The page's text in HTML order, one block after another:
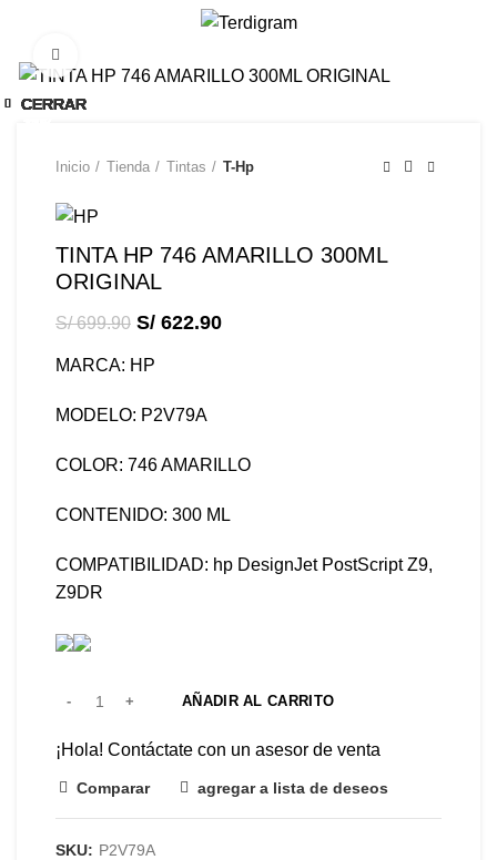
Inicio Tienda Tintas T-Hp
TINTA HP 746 AMARILLO 300ML
ORIGINAL
S/699.90 S/ 622.90
MARCA: HP
MODELO: P2V79A
COLOR: 746 AMARILLO
CONTENIDO: 300 ML
COMPATIBILIDAD: hp DesignJet PostScript Z9,
Z9DR
AÑADIR AL CARRITO
¡Hola! Contáctate con un asesor de venta
Comparar agregar a lista de deseos
SKU: P2V79A
CERRAR
CERRAR
CERRAR
CERRAR
CERRAR
CERRAR
CERRAR
CERRAR
CERRAR
CERRAR
CERRAR
CERRAR
CERRAR